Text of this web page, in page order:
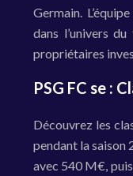
Germain.
dans l’univers
propriétaires
PSG FC se :
Découvrez les
pendant la saison
avec 540 M€,